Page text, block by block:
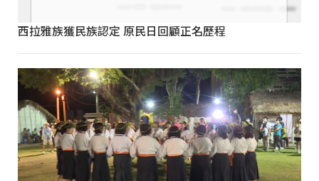
西拉雅族獲民族認定 原民日回顧正名歷程